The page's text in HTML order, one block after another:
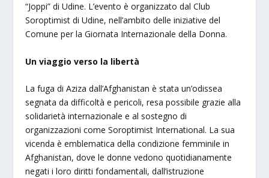
“Joppi” di Udine. L’evento è organizzato dal Club
Soroptimist di Udine, nell’ambito delle iniziative del
Comune per la Giornata Internazionale della Donna.
Un viaggio verso la libertà
La fuga di Aziza dall’Afghanistan è stata un’odissea
segnata da difficoltà e pericoli, resa possibile grazie alla
solidarietà internazionale e al sostegno di
organizzazioni come Soroptimist International. La sua
vicenda è emblematica della condizione femminile in
Afghanistan, dove le donne vedono quotidianamente
negati i loro diritti fondamentali, dall’istruzione